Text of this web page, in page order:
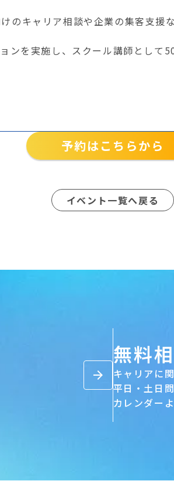
のキャリア相談や企業の集客支援
ンを実施し、スクール講師として
予約はこちらから
イベント一覧へ戻る
arrow_forward
無料
キャリアに
平日・土日
カレンダー